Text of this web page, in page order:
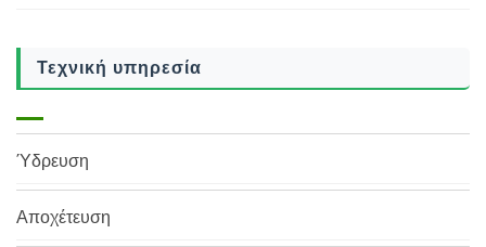
Τεχνική υπηρεσία
Ύδρευση
Αποχέτευση